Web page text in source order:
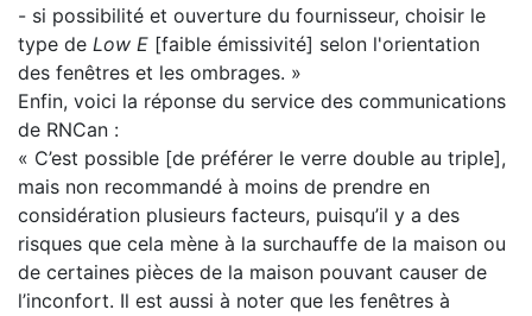
- si possibilité et ouverture du fournisseur, choisir le
type de Low E [faible émissivité] selon l'orientation
des fenêtres et les ombrages. »
Enfin, voici la réponse du service des communications
de RNCan :
« C’est possible [de préférer le verre double au triple],
mais non recommandé à moins de prendre en
considération plusieurs facteurs, puisqu’il y a des
risques que cela mène à la surchauffe de la maison ou
de certaines pièces de la maison pouvant causer de
l’inconfort. Il est aussi à noter que les fenêtres à